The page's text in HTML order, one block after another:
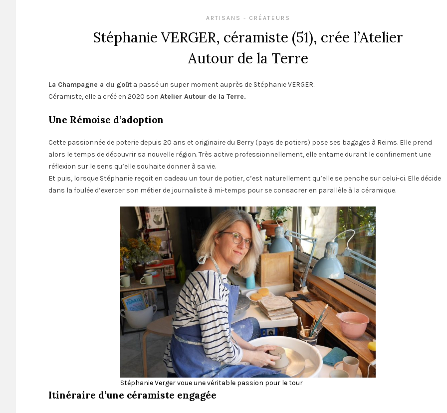
ARTISANS - CRÉATEURS
Stéphanie VERGER, céramiste (51), crée l’Atelier
Autour de la Terre
La Champagne a du goût a passé un super moment auprès de Stéphanie VERGER.
Céramiste, elle a créé en 2020 son Atelier Autour de la Terre.
Une Rémoise d’adoption
Cette passionnée de poterie depuis 20 ans et originaire du Berry (pays de potiers) pose ses bagages à Reims. Elle prend
alors le temps de découvrir sa nouvelle région. Très active professionnellement, elle entame durant le confinement une
réflexion sur le sens qu’elle souhaite donner à sa vie.
Et puis, lorsque Stéphanie reçoit en cadeau un tour de potier, c’est naturellement qu’elle se penche sur celui-ci. Elle décide
dans la foulée d’exercer son métier de journaliste à mi-temps pour se consacrer en parallèle à la céramique.
Stéphanie Verger voue une véritable passion pour le tour
Itinéraire d’une céramiste engagée